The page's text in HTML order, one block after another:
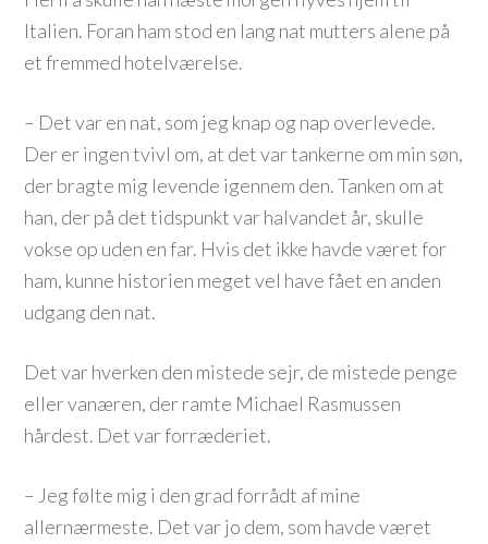
Italien. Foran ham stod en lang nat mutters alene på
et fremmed hotelværelse.
– Det var en nat, som jeg knap og nap overlevede.
Der er ingen tvivl om, at det var tankerne om min søn,
der bragte mig levende igennem den. Tanken om at
han, der på det tidspunkt var halvandet år, skulle
vokse op uden en far. Hvis det ikke havde været for
ham, kunne historien meget vel have fået en anden
udgang den nat.
Det var hverken den mistede sejr, de mistede penge
eller vanæren, der ramte Michael Rasmussen
hårdest. Det var forræderiet.
– Jeg følte mig i den grad forrådt af mine
allernærmeste. Det var jo dem, som havde været